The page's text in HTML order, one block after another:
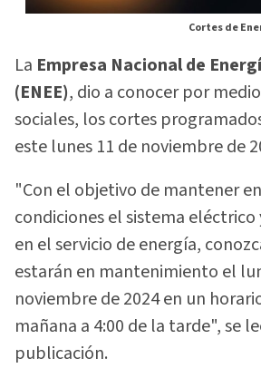
Cortes de
La Empresa Nacional de
(ENEE), dio a conocer por
sociales, los cortes
este lunes 11 de noviembre de
"Con el objetivo de mantener
condiciones el sistema
en el servicio de energía,
estarán en mantenimiento el
noviembre de 2024 en un
mañana a 4:00 de la tarde", se
publicación.